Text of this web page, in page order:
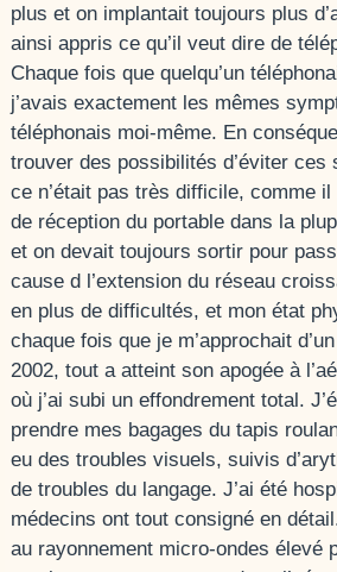
plus et on implantait toujours plus
ainsi appris ce qu’il veut dire de
Chaque fois que quelqu’un
j’avais exactement les mêmes
téléphonais moi-même. En
trouver des possibilités d’éviter ces
ce n’était pas très difficile, comme il
de réception du portable dans la
et on devait toujours sortir pour
cause d l’extension du réseau
en plus de difficultés, et mon état
chaque fois que je m’approchait
2002, tout a atteint son apogée à
où j’ai subi un effondrement total.
prendre mes bagages du tapis
eu des troubles visuels, suivis
de troubles du langage. J’ai été
médecins ont tout consigné en
au rayonnement micro-ondes élevé